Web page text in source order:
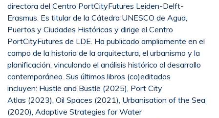
directora del Centro PortCityFutures Leiden-Delft-
Erasmus. Es titular de la Cátedra UNESCO de Agua,
Puertos y Ciudades Históricas y dirige el Centro
PortCityFutures de LDE. Ha publicado ampliamente en el
campo de la historia de la arquitectura, el urbanismo y la
planificación, vinculando el análisis histórico al desarrollo
contemporáneo. Sus últimos libros (co)editados
incluyen: Hustle and Bustle (2025), Port City
Atlas (2023), Oil Spaces (2021), Urbanisation of the Sea
(2020), Adaptive Strategies for Water